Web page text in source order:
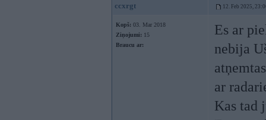
ccxrgt 12. Feb 2025,
Kopš: 03. Mar 2018
Ziņojumi: 15
Braucu ar:
Es ar
nebija
ar
Kas tad